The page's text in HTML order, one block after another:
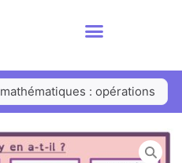
: opérations